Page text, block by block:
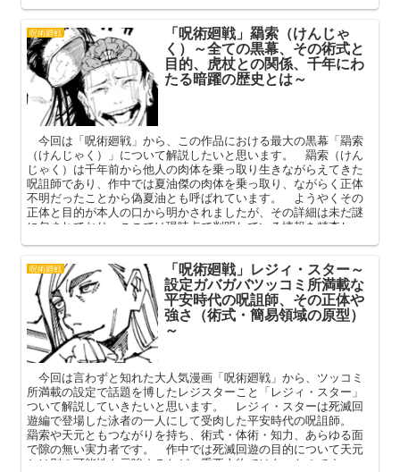
呪術廻戦 「呪術廻戦」羂索（けんじゃ
く）～全ての黒幕、その術式と
目的、虎杖との関係、千年にわ
たる暗躍の歴史とは～
今回は「呪術廻戦」から、この作品における最大の黒幕「羂索
（けんじゃく）」について解説したいと思います。 羂索（けん
じゃく）は千年前から他人の肉体を乗っ取り生きながらえてきた
呪詛師であり、作中では夏油傑の肉体を乗っ取り、ながらく正体
不明だったことから偽夏油とも呼ばれています。 ようやくその
正体と目的が本人の口から明かされましたが、その詳細は未だ謎
に包まれており、ここでは現時点で判明している情報を精査し、
呪術廻戦 「呪術廻戦」レジィ・スター～
設定ガバガバツッコミ所満載な
平安時代の呪詛師、その正体や
強さ（術式・簡易領域の原型）
～
今回は言わずと知れた大人気漫画「呪術廻戦」から、ツッコミ
所満載の設定で話題を博したレジスターこと「レジィ・スター」
ついて解説していきたいと思います。 レジィ・スターは死滅回
遊編で登場した泳者の一人にして受肉した平安時代の呪詛師。
羂索や天元ともつながりを持ち、術式・体術・知力、あらゆる面
で隙の無い実力者です。 作中では死滅回遊の目的について天元
とは別の可能性を示唆するなど、重要人物ではあったのです